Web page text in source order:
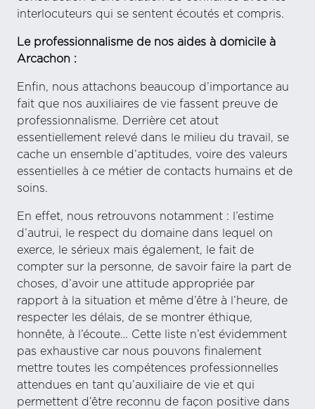
interlocuteurs qui se sentent écoutés et compris.
Le professionnalisme de nos aides à domicile à
Arcachon :
Enfin, nous attachons beaucoup d’importance au
fait que nos auxiliaires de vie fassent preuve de
professionnalisme. Derrière cet atout
essentiellement relevé dans le milieu du travail, se
cache un ensemble d’aptitudes, voire des valeurs
essentielles à ce métier de contacts humains et de
soins.
En effet, nous retrouvons notamment : l’estime
d’autrui, le respect du domaine dans lequel on
exerce, le sérieux mais également, le fait de
compter sur la personne, de savoir faire la part de
choses, d’avoir une attitude appropriée par
rapport à la situation et même d’être à l’heure, de
respecter les délais, de se montrer éthique,
honnête, à l’écoute… Cette liste n’est évidemment
pas exhaustive car nous pouvons finalement
mettre toutes les compétences professionnelles
attendues en tant qu’auxiliaire de vie et qui
permettent d’être reconnu de façon positive dans